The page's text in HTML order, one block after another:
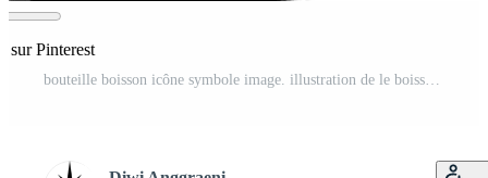
sur Pinterest